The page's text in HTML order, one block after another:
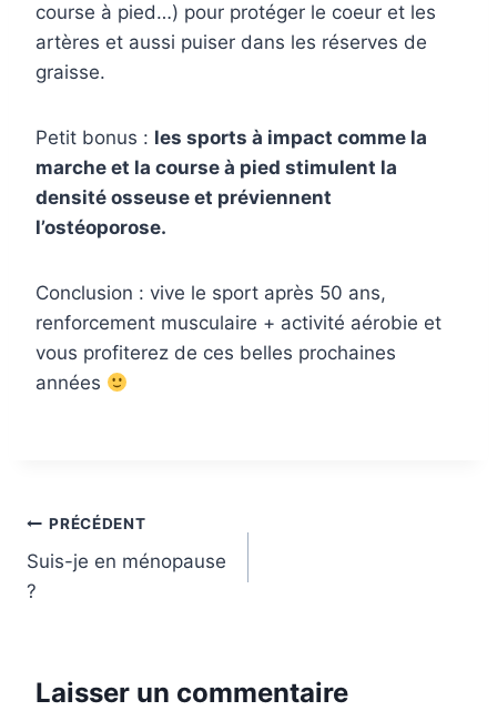
course à pied…) pour protéger le coeur et les
artères et aussi puiser dans les réserves de
graisse.
Petit bonus : les sports à impact comme la
marche et la course à pied stimulent la
densité osseuse et préviennent
l’ostéoporose.
Conclusion : vive le sport après 50 ans,
renforcement musculaire + activité aérobie et
vous profiterez de ces belles prochaines
années
Navigation
de
PRÉCÉDENT
Suis-je en ménopause
?
Laisser un commentaire